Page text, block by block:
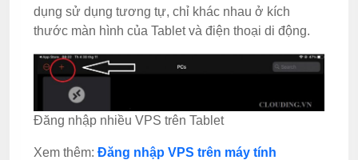
dụng sử dụng tương tự, chỉ khác nhau ở kích
thước màn hình của Tablet và điện thoại di động.
Đăng nhập nhiều VPS trên Tablet
Xem thêm: Đăng nhập VPS trên máy tính